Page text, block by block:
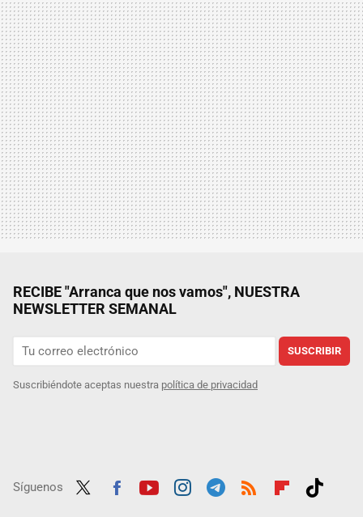
RECIBE "Arranca que nos vamos", NUESTRA
NEWSLETTER SEMANAL
SUSCRIBIR
Suscribiéndote aceptas nuestra política de privacidad
Síguenos